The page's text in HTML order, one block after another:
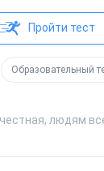
Пройти тест
Образовательный
людям